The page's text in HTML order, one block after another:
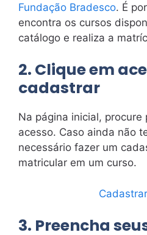
Fundação Bradesco. É
encontra os cursos
catálogo e realiza a
2. Clique em
cadastrar
Na página inicial, procure
acesso. Caso ainda não
necessário fazer um
matricular em um curso.
3. Preencha